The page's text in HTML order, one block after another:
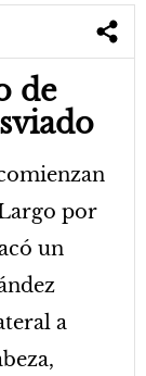
de
por
un
a